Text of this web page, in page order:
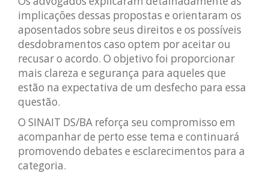
implicações dessas propostas e orientaram os
aposentados sobre seus direitos e os possíveis
desdobramentos caso optem por aceitar ou
recusar o acordo. O objetivo foi proporcionar
mais clareza e segurança para aqueles que
estão na expectativa de um desfecho para essa
questão.
O SINAIT DS/BA reforça seu compromisso em
acompanhar de perto esse tema e continuará
promovendo debates e esclarecimentos para a
categoria.